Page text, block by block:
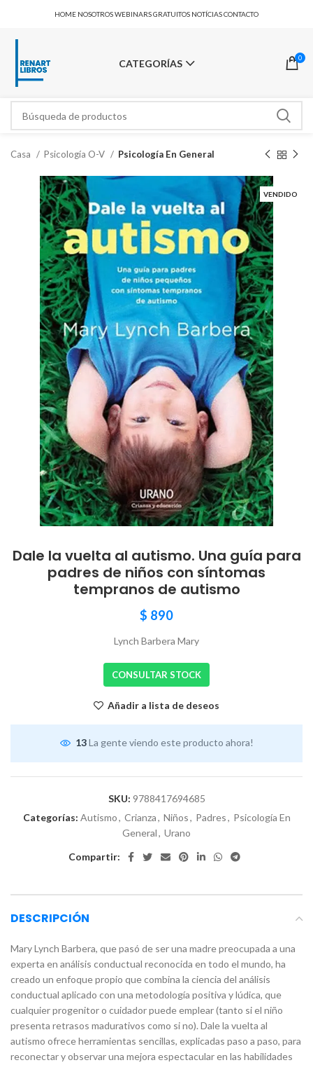
HOME NOSOTROSWEBINARS GRATUITOS NOTÍCIASCONTACTO
CATEGORÍAS 0
Casa Psicología O-V Psicología En General
VENDIDO
Dale la vuelta al autismo. Una guía para
padres de niños con síntomas
tempranos de autismo
$ 890
Lynch Barbera Mary
CONSULTAR STOCK
Añadir a lista de deseos
13 La gente viendo este producto ahora!
SKU: 9788417694685
Categorías: Autismo, Crianza, Niños, Padres, Psicología En
General, Urano
Compartir:
DESCRIPCIÓN
Mary Lynch Barbera, que pasó de ser una madre preocupada a una
experta en análisis conductual reconocida en todo el mundo, ha
creado un enfoque propio que combina la ciencia del análisis
conductual aplicado con una metodología positiva y lúdica, que
cualquier progenitor o cuidador puede emplear (tanto si el niño
presenta retrasos madurativos como si no). Dale la vuelta al
autismo ofrece herramientas sencillas, explicadas paso a paso, para
reconectar y observar una mejora espectacular en las habilidades